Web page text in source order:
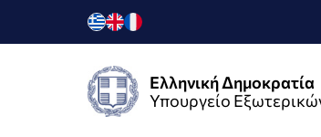
Ελληνική Δημοκρατία
Υπουργείο